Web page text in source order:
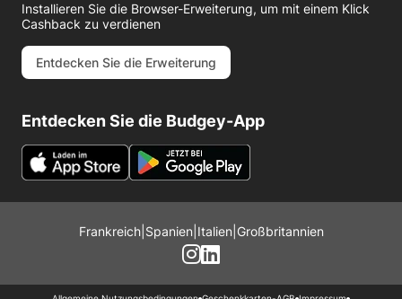
Installieren Sie die Browser-Erweiterung, um mit einem Klick
Cashback zu verdienen
Entdecken Sie die Erweiterung
Entdecken Sie die Budgey-App
Frankreich| Spanien Italien Großbritannien